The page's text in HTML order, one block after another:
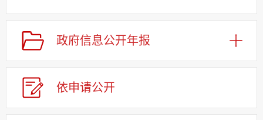
建议提案办理
应急管理
回应关切
监督保障
其他法定信息
政府信息公开年报
依申请公开